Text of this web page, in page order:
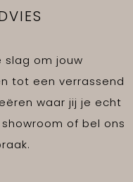
slag om jouw
tot een verrassend
waar jij je echt
of bel ons